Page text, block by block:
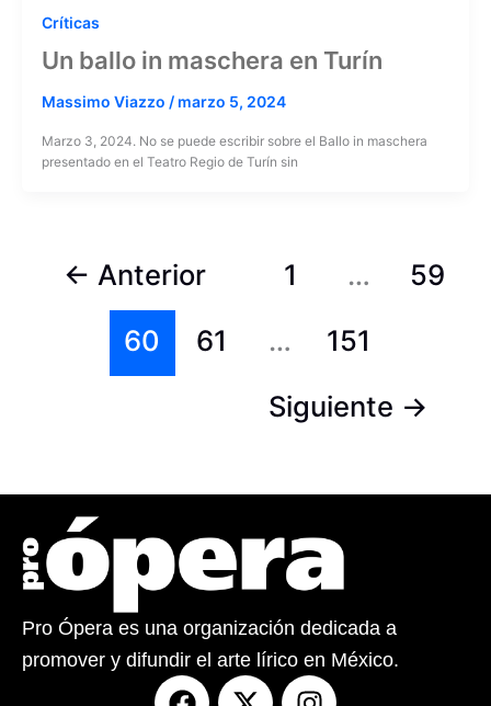
Críticas
Un ballo in maschera en Turín
Massimo Viazzo / marzo 5, 2024
Marzo 3, 2024. No se puede escribir sobre el Ballo in maschera
presentado en el Teatro Regio de Turín sin
← Anterior 1 …
59
60
61 …
151
Siguiente →
Pro Ópera es una organización dedicada a
promover y difundir el arte lírico en México.
F
X
I